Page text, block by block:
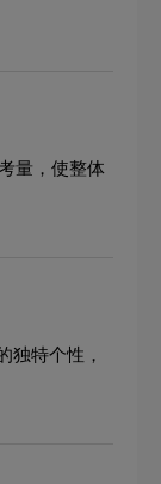
量，使整体
独特个性，